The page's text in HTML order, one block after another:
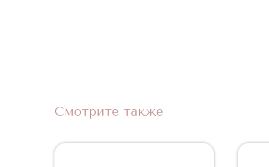
Смотрите также